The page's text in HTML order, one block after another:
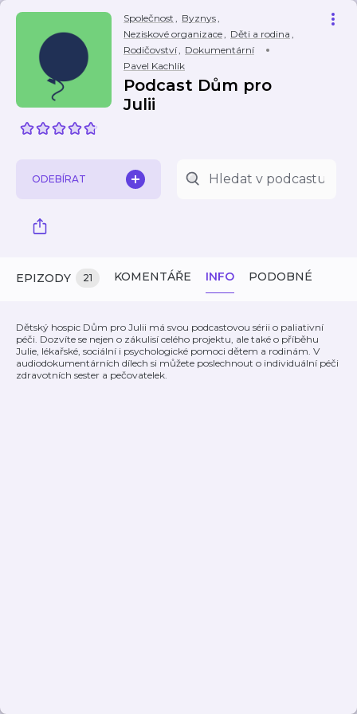
Společnost , Byznys,
Neziskové organizace, Děti a rodina ,
Rodičovství, Dokumentární
Pavel Kachlík
Podcast Dům pro
Julii
ODEBÍRAT
EPIZODY 21 KOMENTÁŘE INFO PODOBNÉ
Dětský hospic Dům pro Julii má svou podcastovou sérii o paliativní
péči. Dozvíte se nejen o zákulisí celého projektu, ale také o příběhu
Julie, lékařské, sociální i psychologické pomoci dětem a rodinám. V
audiodokumentárních dílech si můžete poslechnout o individuální péči
zdravotních sester a pečovatelek.